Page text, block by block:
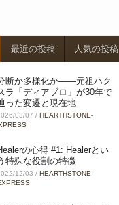
最近の投稿 人気の投稿
断か多様化か――元祖ハク
ラ「ディアブロ」が30年で
った変遷と現在地
03/07 /HEARTHSTONE-
の心得 #1: Healerとい
特殊な役割の特徴
12/03 / HEARTHSTONE-